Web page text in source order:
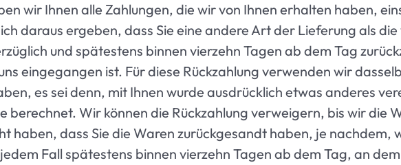
wir Ihnen alle Zahlungen, die wir von Ihnen erhalten haben,
daraus ergeben, dass Sie eine andere Art der Lieferung als
und spätestens binnen vierzehn Tagen ab dem Tag
eingegangen ist. Für diese Rückzahlung verwenden wir
es sei denn, mit Ihnen wurde ausdrücklich etwas anderes
berechnet. Wir können die Rückzahlung verweigern, bis wir die
haben, dass Sie die Waren zurückgesandt haben, je nachdem,
Fall spätestens binnen vierzehn Tagen ab dem Tag, an